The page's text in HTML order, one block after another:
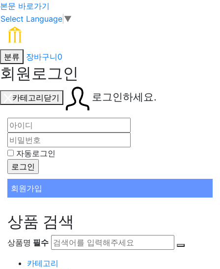
본문 바로가기
Select Language ▼
분류 장바구니0
회원로그인
카테고리닫기 로그인하세요.
자동로그인
회원가입
상품 검색
상품명 필수
카테고리